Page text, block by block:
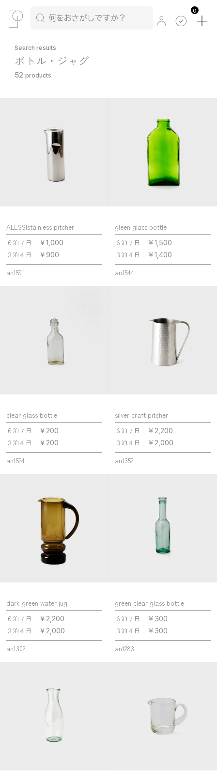
0
Search results
ボトル・ジャグ
52 products
ALESSIstainless pitcher
６泊７日
￥1,000
３泊４日 ￥900
an1591
gleen glass bottle
６泊７日
￥1,500
３泊４日 ￥1,400
an1544
clear glass bottle
６泊７日
￥200
３泊４日 ￥200
an1524
silver craft pitcher
６泊７日
￥2,200
３泊４日 ￥2,000
an1352
dark green water jug
６泊７日
￥2,200
３泊４日 ￥2,000
an1302
green clear glass bottle
６泊７日
￥300
３泊４日 ￥300
an1283